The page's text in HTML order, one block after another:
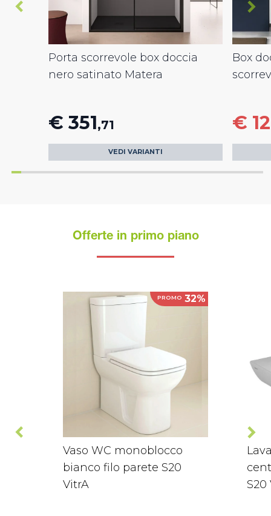
Porta scorrevole box doccia
nero satinato Matera
€ 351,71
VEDI VARIANTI
Box
€
Offerte in primo piano
PROMO 32%
Vaso WC monoblocco
bianco filo parete S20
VitrA
S20